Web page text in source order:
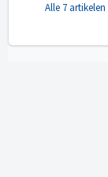
Alle 7 artikelen